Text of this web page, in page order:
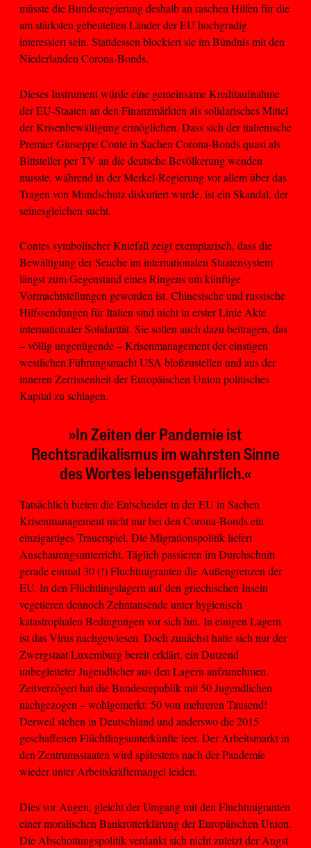
müsste die Bundesregierung deshalb an raschen Hilfen für die
am stärksten gebeutelten Länder der EU hochgradig
interessiert sein. Stattdessen blockiert sie im Bündnis mit den
Niederlanden Corona-Bonds.
Dieses Instrument würde eine gemeinsame Kreditaufnahme
der EU-Staaten an den Finanzmärkten als solidarisches Mittel
der Krisenbewältigung ermöglichen. Dass sich der italienische
Premier Giuseppe Conte in Sachen Corona-Bonds quasi als
Bittsteller per TV an die deutsche Bevölkerung wenden
musste, während in der Merkel-Regierung vor allem über das
Tragen von Mundschutz diskutiert wurde, ist ein Skandal, der
seinesgleichen sucht.
Contes symbolischer Kniefall zeigt exemplarisch, dass die
Bewältigung der Seuche im internationalen Staatensystem
längst zum Gegenstand eines Ringens um künftige
Vormachtstellungen geworden ist. Chinesische und russische
Hilfssendungen für Italien sind nicht in erster Linie Akte
internationaler Solidarität. Sie sollen auch dazu beitragen, das
– völlig ungenügende – Krisenmanagement der einstigen
westlichen Führungsmacht USA bloßzustellen und aus der
inneren Zerrissenheit der Europäischen Union politisches
Kapital zu schlagen.
»In Zeiten der Pandemie ist
Rechtsradikalismus im wahrsten Sinne
des Wortes lebensgefährlich.«
Tatsächlich bieten die Entscheider in der EU in Sachen
Krisenmanagement nicht nur bei den Corona-Bonds ein
einzigartiges Trauerspiel. Die Migrationspolitik liefert
Anschauungsunterricht. Täglich passieren im Durchschnitt
gerade einmal 30 (!) Fluchtmigranten die Außengrenzen der
EU. In den Flüchtlingslagern auf den griechischen Inseln
vegetieren dennoch Zehntausende unter hygienisch
katastrophalen Bedingungen vor sich hin. In einigen Lagern
ist das Virus nachgewiesen. Doch zunächst hatte sich nur der
Zwergstaat Luxemburg bereit erklärt, ein Dutzend
unbegleiteter Jugendlicher aus den Lagern aufzunehmen.
Zeitverzögert hat die Bundesrepublik mit 50 Jugendlichen
nachgezogen – wohlgemerkt: 50 von mehreren Tausend!
Derweil stehen in Deutschland und anderswo die 2015
geschaffenen Flüchtlingsunterkünfte leer. Der Arbeitsmarkt in
den Zentrumsstaaten wird spätestens nach der Pandemie
wieder unter Arbeitskräftemangel leiden.
Dies vor Augen, gleicht der Umgang mit den Fluchtmigranten
einer moralischen Bankrotterklärung der Europäischen Union.
Die Abschottungspolitik verdankt sich nicht zuletzt der Angst